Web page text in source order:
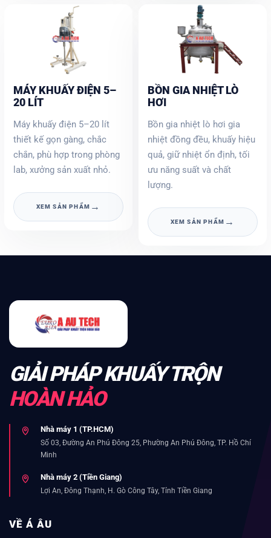
MÁY KHUẤY ĐIỆN 5–
20 LÍT
Máy khuấy điện 5–20 lít
thiết kế gọn gàng, chắc
chắn, phù hợp trong phòng
lab, xưởng sản xuất nhỏ.
XEM SẢN PHẨM →
BỒN GIA NHIỆT LÒ
HƠI
Bồn gia nhiệt lò hơi gia
nhiệt đồng đều, khuấy hiệu
quả, giữ nhiệt ổn định, tối
ưu năng suất và chất
lượng.
XEM SẢN PHẨM →
GIẢI PHÁP KHUẤY TRỘN
HOÀN HẢO
Nhà máy 1 (TP.HCM)
Số 03, Đường An Phú Đông 25, Phường An Phú Đông, TP. Hồ Chí
Minh
Nhà máy 2 (Tiền Giang)
Lợi An, Đông Thạnh, H. Gò Công Tây, Tỉnh Tiền Giang
VỀ Á ÂU